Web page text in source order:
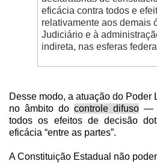
eficácia contra todos e
relativamente aos demais
Judiciário e à
indireta, nas esferas
Desse modo, a atuação do Poder
no âmbito do controle difuso —
todos os efeitos de decisão
eficácia “entre as partes”.
A Constituição Estadual não